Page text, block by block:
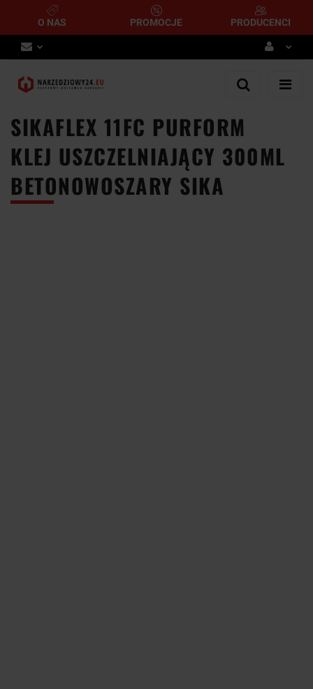
O NAS PROMOCJE PRODUCENCI
Zaloguj się
Dodaj zgłoszenie
SIKAFLEX 11FC PURFORM
KLEJ USZCZELNIAJĄCY 300ML
BETONOWOSZARY SIKA